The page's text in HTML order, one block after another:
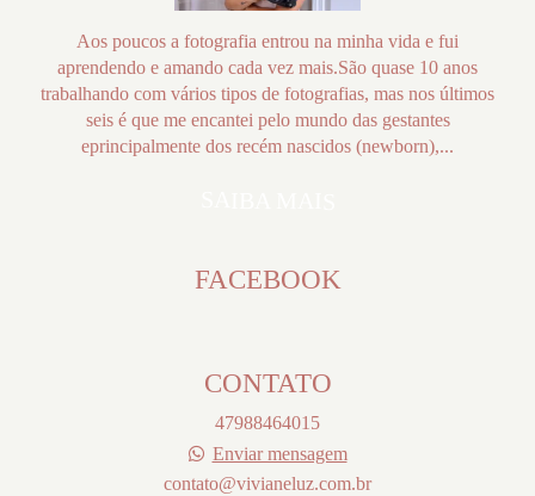
Aos poucos a fotografia entrou na minha vida e fui
aprendendo e amando cada vez mais.São quase 10 anos
trabalhando com vários tipos de fotografias, mas nos últimos
seis é que me encantei pelo mundo das gestantes
eprincipalmente dos recém nascidos (newborn),...
FACEBOOK
CONTATO
47988464015
Enviar mensagem
contato@vivianeluz.com.br